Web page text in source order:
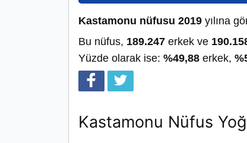
Kastamonu nüfusu 2019 yılına
Bu nüfus, 189.247 erkek ve
Yüzde olarak ise: %49,88 erkek,
Kastamonu Nüfus